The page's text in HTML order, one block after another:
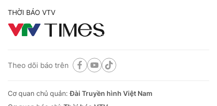
THỜI BÁO VTV
Theo dõi báo trên
Cơ quan chủ quản:Đài Truyền hình Việt Nam